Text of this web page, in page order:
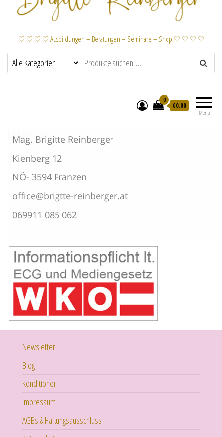
♡ ♡ ♡ ♡ Ausbildungen – Beratungen – Seminare – Shop ♡ ♡ ♡ ♡
Menü
0
€0.00
Impressum
Mag. Brigitte Reinberger
Kienberg 12
NÖ- 3594 Franzen
office@brigtte-reinberger.at
069911 085 062
Newsletter
Blog
Konditionen
Impressum
AGBs & Haftungsausschluss